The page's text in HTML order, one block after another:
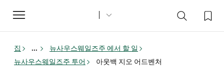
Toggle
navigation
집 ...
뉴사우스웨일즈주 에서 할 일
뉴사우스웨일즈주 투어
아웃백 지오 어드벤처